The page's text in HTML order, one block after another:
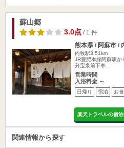
蘇山郷
3.0点/ 1 件
熊本県 / 阿蘇市 /
内牧駅3.51km
JR豊肥本線阿蘇駅か
分宝泉前下車…
営業時間
入浴料金 ～
日帰り 宿泊 お
楽天トラベルの宿
関連情報から探す